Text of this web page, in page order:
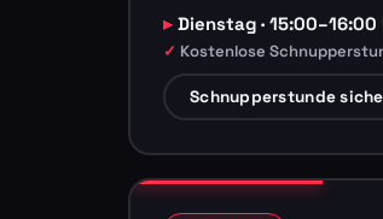
Dienstag · 15:00–16:00
Kostenlose
Schnupperstunde